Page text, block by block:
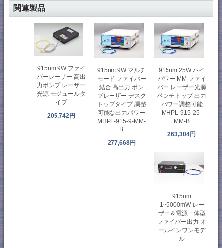
関連製品
915nm 9W ファイ
バーレーザー 高出
力ポンプ レーザー
光源 モジュールタ
イプ
205,742円
915nm 9W マルチ
モード ファイバー
結合 高出力 ポン
プレーザー デスク
トップタイプ 調整
可能な出力パワー
MHPL-915-9-MM-
B
277,668円
915nm 25W ハイ
パワー MM ファイ
バー レーザー光源
ベンチトップ 出力
パワー調整可能
MHPL-915-25-
MM-B
263,304円
915nm
1~5000mW レー
ザー＆電源一体型
ファイバー出力 オ
ールインワンモデ
ル